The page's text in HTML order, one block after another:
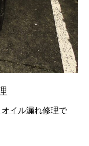
イル漏れ修理で